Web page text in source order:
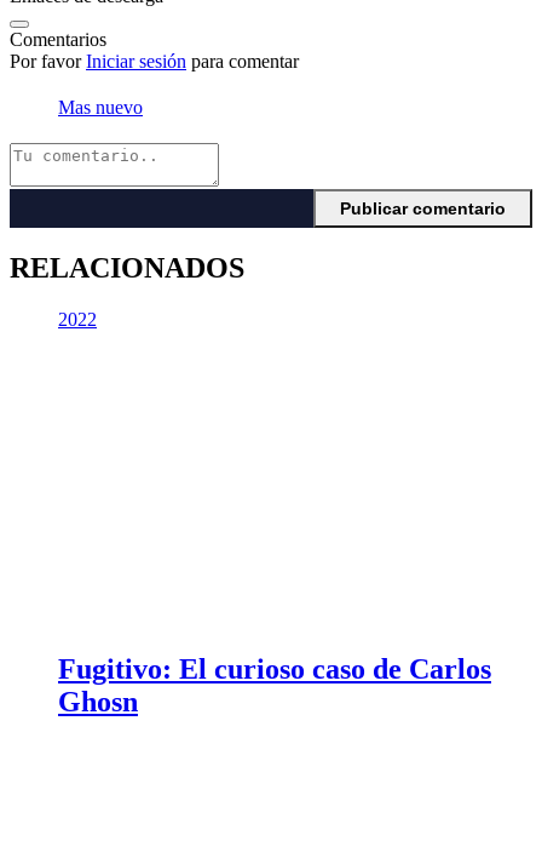
Comentarios
Por favorIniciar sesión para comentar
Mas nuevo
RELACIONADOS
2022
Fugitivo: El curioso caso de Carlos
Ghosn